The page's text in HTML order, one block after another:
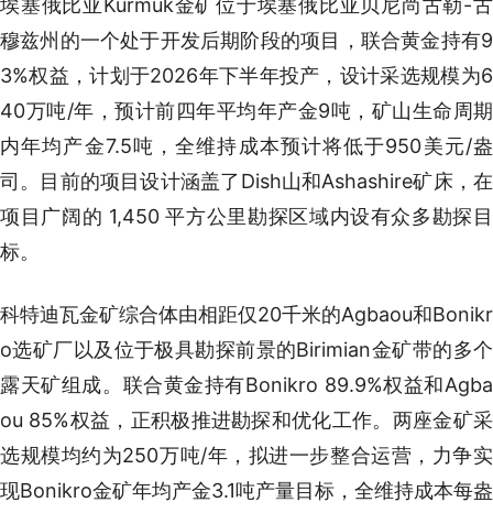
埃塞俄比亚Kurmuk金矿位于埃塞俄比亚贝尼尚古勒-古
穆兹州的一个处于开发后期阶段的项目，联合黄金持有9
3%权益，计划于2026年下半年投产，设计采选规模为6
40万吨/年，预计前四年平均年产金9吨，矿山生命周期
内年均产金7.5吨，全维持成本预计将低于950美元/盎
司。目前的项目设计涵盖了Dish山和Ashashire矿床，在
项目广阔的 1,450 平方公里勘探区域内设有众多勘探目
标。
科特迪瓦金矿综合体由相距仅20千米的Agbaou和Bonikr
o选矿厂以及位于极具勘探前景的Birimian金矿带的多个
露天矿组成。联合黄金持有Bonikro 89.9%权益和Agba
ou 85%权益，正积极推进勘探和优化工作。两座金矿采
选规模均约为250万吨/年，拟进一步整合运营，力争实
现Bonikro金矿年均产金3.1吨产量目标，全维持成本每盎